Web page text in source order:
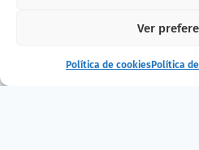
Ver
Política de cookiesPolítica
Horario: 9:00/9:30 a